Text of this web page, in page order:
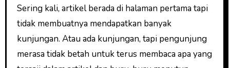
Sering kali, artikel berada di halaman pertama tapi
tidak membuatnya mendapatkan banyak
kunjungan. Atau ada kunjungan, tapi pengunjung
merasa tidak betah untuk terus membaca apa yang